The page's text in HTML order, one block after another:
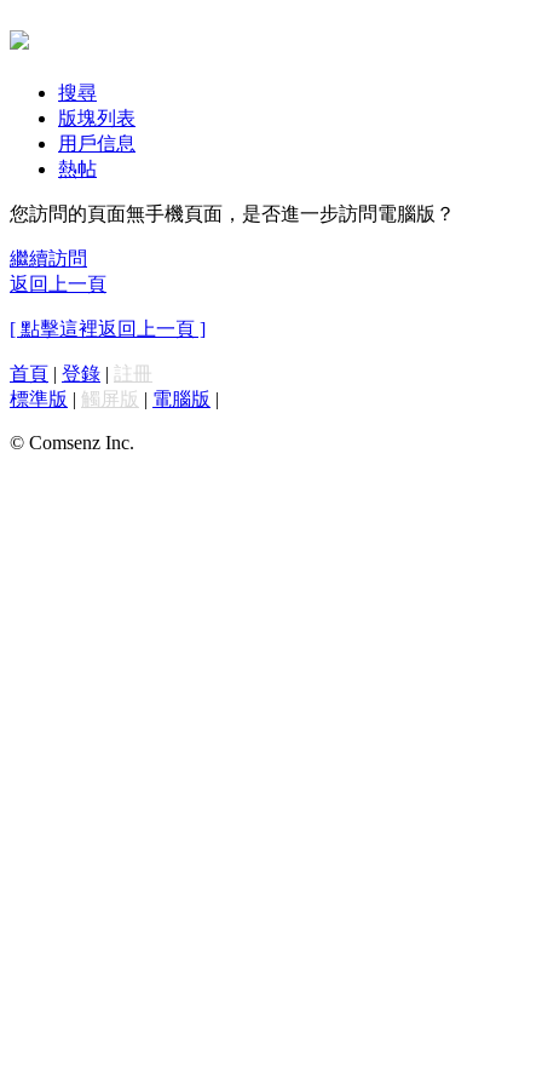
搜尋
版塊列表
用戶信息
熱帖
您訪問的頁面無手機頁面，是否進一步訪問電腦版？
繼續訪問
返回上一頁
[ 點擊這裡返回上一頁 ]
首頁 | 登錄 | 註冊
標準版 | 觸屏版 | 電腦版 |
© Comsenz Inc.